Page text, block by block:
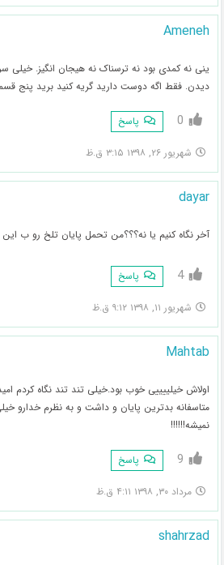
Ameneh
ینی نه کمدی بود نه ترسناک نه هیجان انگیز. خیلی
دیدن. فقط اگه دوست دارید گریه کنید برید پنج
0 پاسخ
شهریور ۲۶, ۱۳۹۸ ۳:۱۵ ق.ظ
dayar
آخر نگاه کنیم یا نه؟؟؟من تحمل پایان تلخ رو ب
4 پاسخ
شهریور ۱۱, ۱۳۹۸ ۹:۱۲ ق.ظ
Mahtab
اولاش خیلییییی خوب بود.خیلی تند تند نگاه کردم
متاسفانه بدترین پایان و داشت و به نظرم خدارو
نمیشه!!!!!!
9 پاسخ
مرداد ۳۰, ۱۳۹۸ ۴:۱۱ ق.ظ
shahrzad